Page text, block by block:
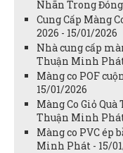
Nhãn Trong
Cung Cấp Màng
2026 - 15/01/2026
Nhà cung cấp
Thuận Minh Phát
Màng co POF
15/01/2026
Màng Co Giỏ
Thuận Minh Phát
Màng co PVC ép
Minh Phát - 15/